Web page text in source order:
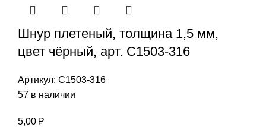
Шнур плетеный, толщина 1,5 мм,
цвет чёрный, арт. С1503-316
Артикул: С1503-316
57 в наличии
5,00 ₽